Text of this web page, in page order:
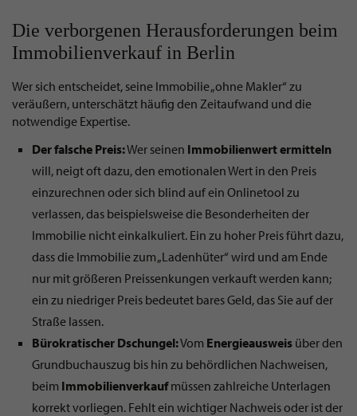
Die verborgenen Herausforderungen beim
Immobilienverkauf in Berlin
Wer sich entscheidet, seine Immobilie „ohne Makler“ zu
veräußern, unterschätzt häufig den Zeitaufwand und die
notwendige Expertise.
Der falsche Preis:Wer seinen Immobilienwertermitteln
will, neigt oft dazu, den emotionalen Wert in den Preis
einzurechnen oder sich blind auf ein Onlinetool zu
verlassen, das beispielsweise die Besonderheiten der
Immobilie nicht einkalkuliert. Ein zu hoher Preis führt dazu,
dass die Immobilie zum „Ladenhüter“ wird und am Ende
nur mit größeren Preissenkungen verkauft werden kann;
ein zu niedriger Preis bedeutet bares Geld, das Sie auf der
Straße lassen.
Bürokratischer Dschungel:Vom Energieausweis über den
Grundbuchauszug bis hin zu behördlichen Nachweisen,
beim Immobilienverkaufmüssen zahlreiche Unterlagen
korrekt vorliegen. Fehlt ein wichtiger Nachweis oder ist der